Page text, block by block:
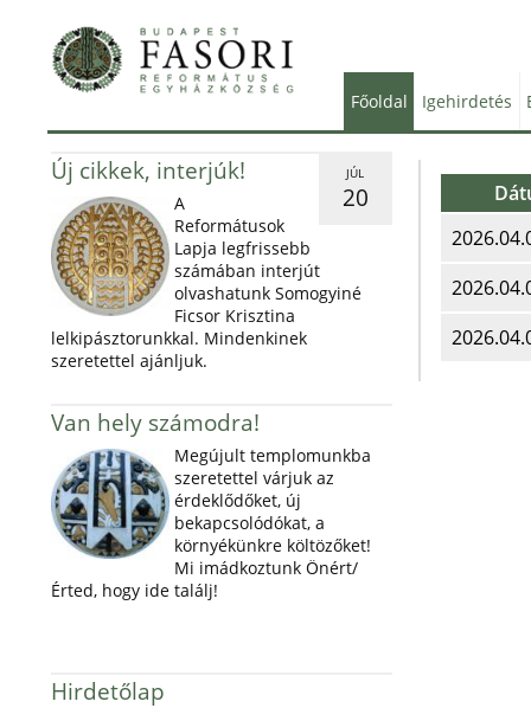
Főoldal Igehirdetés
JÚL
20
Új cikkek, interjúk!
A
Reformátusok
Lapja legfrissebb
számában interjút
olvashatunk Somogyiné
Ficsor Krisztina
lelkipásztorunkkal. Mindenkinek
szeretettel ajánljuk.
Van hely számodra!
Megújult templomunkba
szeretettel várjuk az
érdeklődőket, új
bekapcsolódókat, a
környékünkre költözőket!
Mi imádkoztunk Önért/
Érted, hogy ide találj!
Hirdetőlap